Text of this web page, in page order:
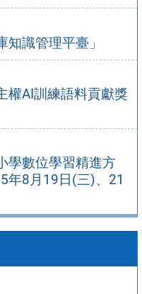
識管理平臺」
權AI訓練語料貢獻獎
學數位學習精進方
年8月19日(三)、21